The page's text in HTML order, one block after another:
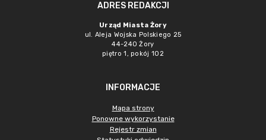
ADRES REDAKCJI
Urząd Miasta Żory
ul. Aleja Wojska Polskiego 25
44-240 Żory
piętro 1, pokój 102
INFORMACJE
Mapa strony
Ponowne wykorzystanie
Rejestr zmian